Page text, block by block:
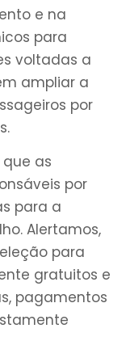
e na
para
voltadas a
ampliar a
por
as
por
para a
Alertamos,
para
gratuitos e
pagamentos